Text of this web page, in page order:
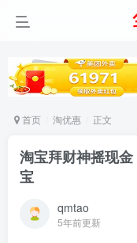
首页 淘优惠 正文
淘宝拜财神摇现
宝
qmtao
5年前更新